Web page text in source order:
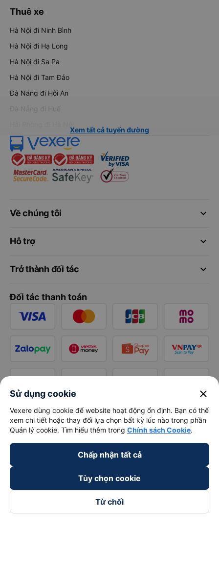
Thuê xe
Hà Nội đi Ninh Bình
Hà Nội đi Hạ Long
Hà Nội đi Sa Pa
Hà Nội đi Tam Đảo
Đà Nẵng đi Hội An
Đà Nẵng đi Huế
Xem tất cả tuyến đường
keyboard_arrow_down
Về chúng tôi
keyboard_arrow_down
Hỗ trợ
keyboard_arrow_down
Trở thành đối tác
Đối tác thanh toán
Sử dụng cookie close
Vexere dùng cookie để website hoạt động ổn định. Bạn có thể
xem chi tiết hoặc thay đổi lựa chọn bất kỳ lúc nào trong phần
Quản lý cookie. Tìm hiểu thêm trong Chính sách Cookie.
Chấp nhận tất cả
Tùy chọn cookie
Từ chối